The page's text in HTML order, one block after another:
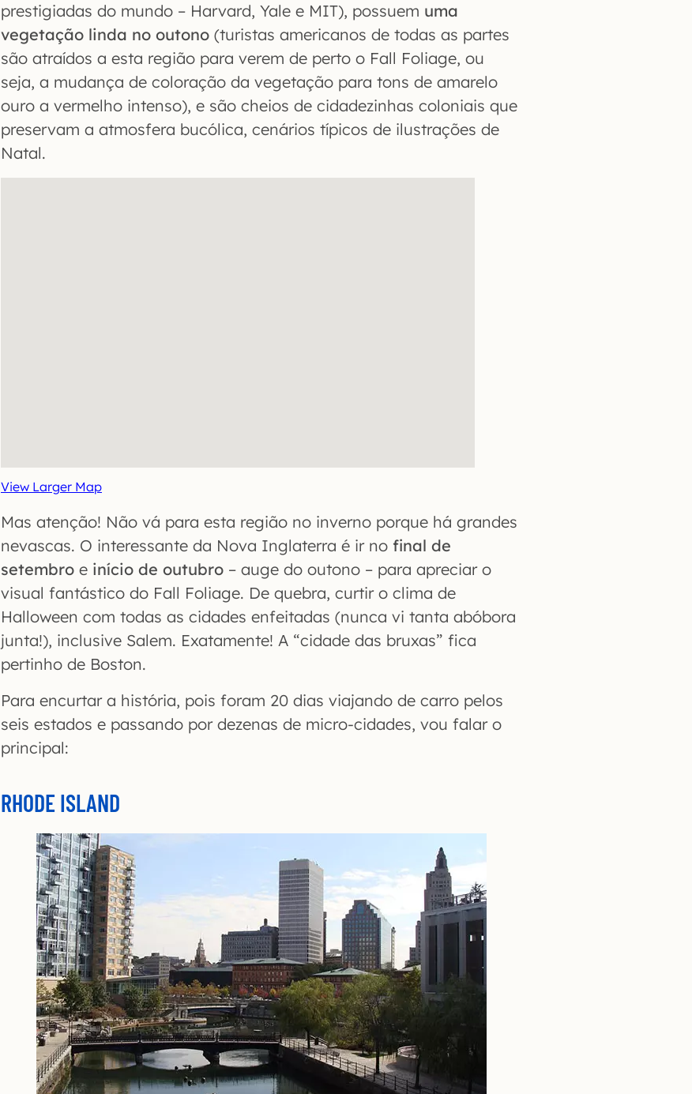
prestigiadas do mundo – Harvard, Yale e MIT), possuem uma
vegetação linda no outono (turistas americanos de todas as partes
são atraídos a esta região para verem de perto o Fall Foliage, ou
seja, a mudança de coloração da vegetação para tons de amarelo
ouro a vermelho intenso), e são cheios de cidadezinhas coloniais que
preservam a atmosfera bucólica, cenários típicos de ilustrações de
Natal.
View Larger Map
Mas atenção! Não vá para esta região no inverno porque há grandes
nevascas. O interessante da Nova Inglaterra é ir no final de
setembro e início de outubro – auge do outono – para apreciar o
visual fantástico do Fall Foliage. De quebra, curtir o clima de
Halloween com todas as cidades enfeitadas (nunca vi tanta abóbora
junta!), inclusive Salem. Exatamente! A “cidade das bruxas” fica
pertinho de Boston.
Para encurtar a história, pois foram 20 dias viajando de carro pelos
seis estados e passando por dezenas de micro-cidades, vou falar o
principal:
RHODE ISLAND